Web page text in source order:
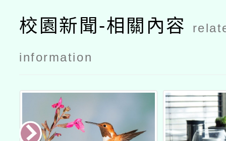
校園新聞-相關內容
information